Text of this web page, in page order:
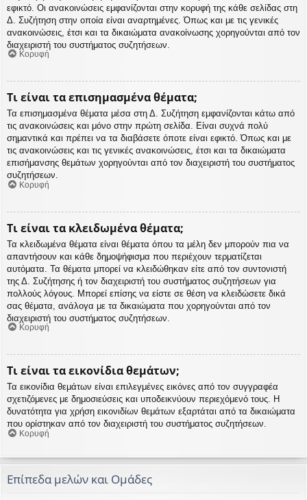
εφικτό. Οι ανακοινώσεις εμφανίζονται στην κορυφή της κάθε σελίδας στη
Δ. Συζήτηση στην οποία είναι αναρτημένες. Όπως και με τις γενικές
ανακοινώσεις, έτσι και τα δικαιώματα ανακοίνωσης χορηγούνται από τον
διαχειριστή του συστήματος συζητήσεων.
Κορυφή
Τι είναι τα επισημασμένα θέματα;
Τα επισημασμένα θέματα μέσα στη Δ. Συζήτηση εμφανίζονται κάτω από
τις ανακοινώσεις και μόνο στην πρώτη σελίδα. Είναι συχνά πολύ
σημαντικά και πρέπει να τα διαβάσετε όποτε είναι εφικτό. Όπως και με
τις ανακοινώσεις και τις γενικές ανακοινώσεις, έτσι και τα δικαιώματα
επισήμανσης θεμάτων χορηγούνται από τον διαχειριστή του συστήματος
συζητήσεων.
Κορυφή
Τι είναι τα κλειδωμένα θέματα;
Τα κλειδωμένα θέματα είναι θέματα όπου τα μέλη δεν μπορούν πια να
απαντήσουν και κάθε δημοψήφισμα που περιέχουν τερματίζεται
αυτόματα. Τα θέματα μπορεί να κλειδώθηκαν είτε από τον συντονιστή
της Δ. Συζήτησης ή τον διαχειριστή του συστήματος συζητήσεων για
πολλούς λόγους. Μπορεί επίσης να είστε σε θέση να κλειδώσετε δικά
σας θέματα, ανάλογα με τα δικαιώματα που χορηγούνται από τον
διαχειριστή του συστήματος συζητήσεων.
Κορυφή
Τι είναι τα εικονίδια θεμάτων;
Τα εικονίδια θεμάτων είναι επιλεγμένες εικόνες από τον συγγραφέα
σχετιζόμενες με δημοσιεύσεις και υποδεικνύουν περιεχόμενό τους. Η
δυνατότητα για χρήση εικονιδίων θεμάτων εξαρτάται από τα δικαιώματα
που ορίστηκαν από τον διαχειριστή του συστήματος συζητήσεων.
Κορυφή
Επίπεδα μελών και Ομάδες